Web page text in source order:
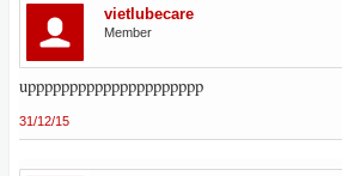
vietlubecare
Member
uppppppppppppppppppppp
31/12/15